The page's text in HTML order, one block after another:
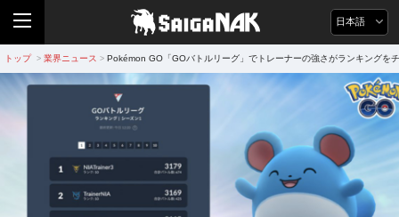
日本語
トップ > 業界ニュース > Pokémon GO「GOバトルリーグ」でトレーナーの強さがランキングを